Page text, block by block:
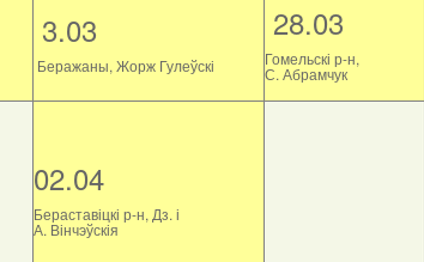
3.03
Беражаны, Жорж Гулеўскі
28.03
Гомельскі р-н,
С. Абрамчук
02.04
Бераставіцкі р-н, Дз. і
А. Вінчэўскія